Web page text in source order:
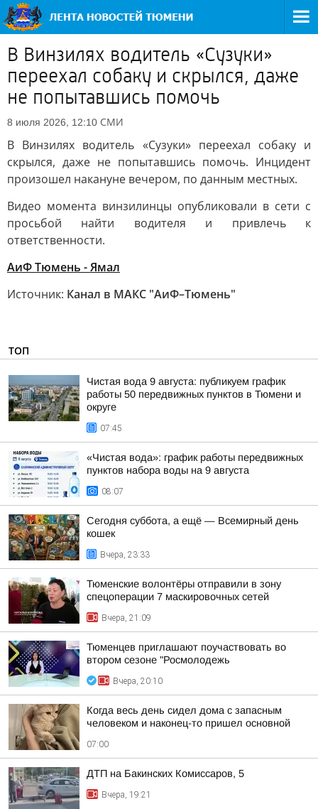
В Винзилях водитель «Сузуки»
переехал собаку и скрылся, даже
не попытавшись помочь
8 июля 2026, 12:10 СМИ
В Винзилях водитель «Сузуки» переехал собаку и
скрылся, даже не попытавшись помочь. Инцидент
произошел накануне вечером, по данным местных.
Видео момента винзилинцы опубликовали в сети с
просьбой найти водителя и привлечь к
ответственности.
АиФ Тюмень - Ямал
Источник: Канал в МАКС "АиФ–Тюмень"
ТОП
Чистая вода 9 августа: публикуем график
работы 50 передвижных пунктов в Тюмени и
округе
07:45
«Чистая вода»: график работы передвижных
пунктов набора воды на 9 августа
08:07
Сегодня суббота, а ещё — Всемирный день
кошек
Вчера, 23:33
Тюменские волонтёры отправили в зону
спецоперации 7 маскировочных сетей
Вчера, 21:09
Тюменцев приглашают поучаствовать во
втором сезоне "Росмолодежь
Вчера, 20:10
Когда весь день сидел дома с запасным
человеком и наконец-то пришел основной
07:00
ДТП на Бакинских Комиссаров, 5
Вчера, 19:21